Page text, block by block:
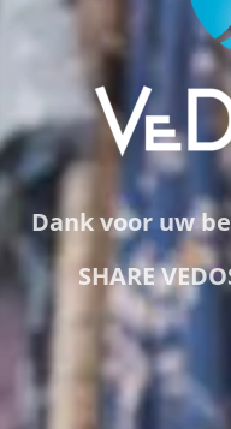
Dank voor uw
SHARE